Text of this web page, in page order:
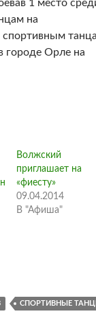
1 место
на
спортивным
городе Орле на
Волжский
приглашает на
«фиесту»
09.04.2014
В "Афиша"
СПОРТИВНЫЕ